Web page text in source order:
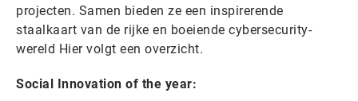
projecten. Samen bieden ze een inspirerende
staalkaart van de rijke en boeiende cybersecurity-
wereld Hier volgt een overzicht.
Social Innovation of the year: